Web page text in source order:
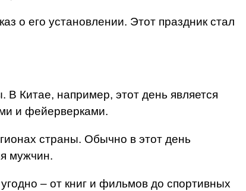
о его установлении. Этот праздник стал
Китае, например, этот день является
и фейерверками.
страны. Обычно в этот день
мужчин.
– от книг и фильмов до спортивных